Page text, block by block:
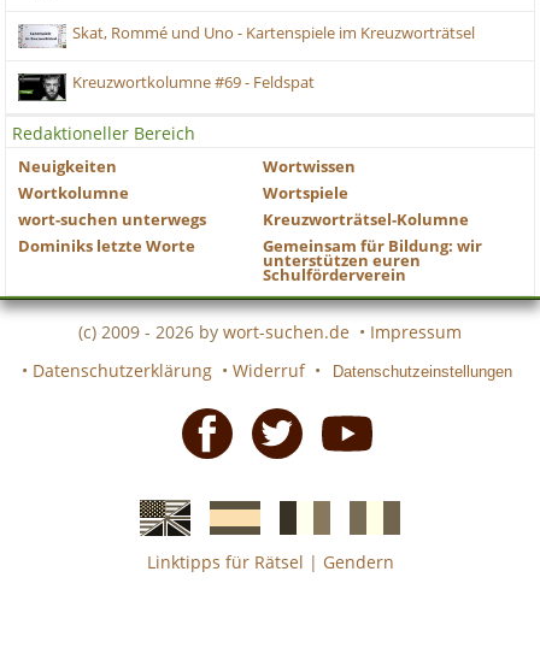
Skat, Rommé und Uno - Kartenspiele im Kreuzworträtsel
Kreuzwortkolumne #69 - Feldspat
Redaktioneller Bereich
Neuigkeiten
Wortwissen
Wortkolumne
Wortspiele
wort-suchen unterwegs
Kreuzworträtsel-Kolumne
Dominiks letzte Worte
Gemeinsam für Bildung: wir
unterstützen euren
Schulförderverein
(c) 2009 - 2026 by wort-suchen.de • Impressum
• Datenschutzerklärung • Widerruf • Datenschutzeinstellungen
EnglischeSpanischefranzösicheitalienische
Linktipps für Rätsel | Gendern